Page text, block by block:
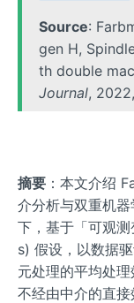
Source:
gen H,
th double
Journal,
摘要 ：本文介绍
介分析与双重机
下，基于「可观
s) 假设，以数据
元处理的平均处
不经由中介的直